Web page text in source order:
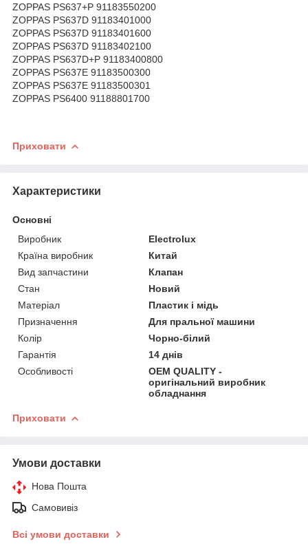
ZOPPAS PS637+P 91183550200
ZOPPAS PS637D 91183401000
ZOPPAS PS637D 91183401600
ZOPPAS PS637D 91183402100
ZOPPAS PS637D+P 91183400800
ZOPPAS PS637E 91183500300
ZOPPAS PS637E 91183500301
ZOPPAS PS6400 91188801700
Приховати
Характеристики
Основні
Виробник
Electrolux
Країна виробник
Китай
Вид запчастини
Клапан
Стан
Новий
Матеріал
Пластик і мідь
Призначення
Для пральної машини
Колір
Чорно-білий
Гарантія
14 днів
Особливості
OEM QUALITY -
оригінальний виробник
обладнання
Приховати
Умови доставки
Нова Пошта
Самовивіз
Всі умови доставки